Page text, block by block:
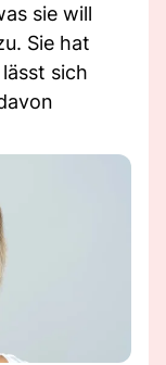
sie will
Sie hat
sich